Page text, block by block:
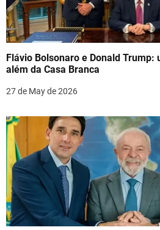
Flávio Bolsonaro e Donald Trump:
além da Casa Branca
27 de May de 2026